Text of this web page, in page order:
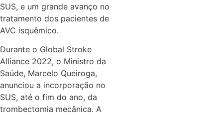
SUS, e um grande avanço no
tratamento dos pacientes de
AVC isquêmico.
Durante o Global Stroke
Alliance 2022, o Ministro da
Saúde, Marcelo Queiroga,
anunciou a incorporação no
SUS, até o fim do ano, da
trombectomia mecânica. A